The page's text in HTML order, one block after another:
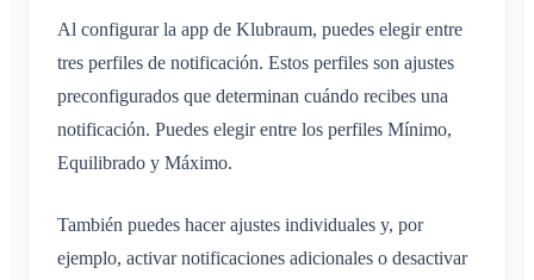
Calendario personal
Sincronización
Confirmación de lectura
Eliminar mensaje
Calendario
Áreas
¿Qué es un grupo de áreas?
Crear un Área
Varios Klubraums
Administración
Al configurar la app de Klubraum, puedes elegir entre
tres perfiles de notificación. Estos perfiles son ajustes
preconfigurados que determinan cuándo recibes una
notificación. Puedes elegir entre los perfiles Mínimo,
Equilibrado y Máximo.
También puedes hacer ajustes individuales y, por
ejemplo, activar notificaciones adicionales o desactivar